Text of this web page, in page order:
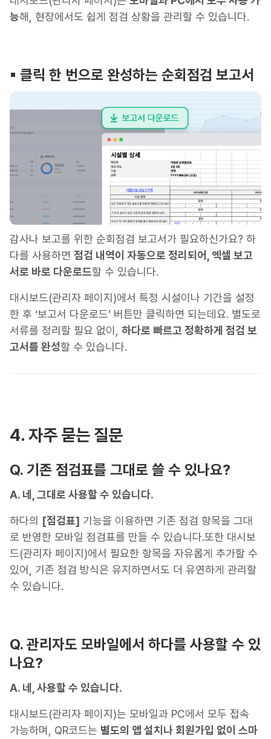
능해, 현장에서도 쉽게 점검 상황을 관리할 수 있습니다.
▪︎ 클릭 한 번으로 완성하는 순회점검 보고서
감사나 보고를 위한 순회점검 보고서가 필요하신가요? 하
다를 사용하면 점검 내역이 자동으로 정리되어, 엑셀 보고
서로 바로 다운로드할 수 있습니다.
대시보드(관리자 페이지)에서 특정 시설이나 기간을 설정
한 후 ‘보고서 다운로드’ 버튼만 클릭하면 되는데요. 별도로
서류를 정리할 필요 없이, 하다로 빠르고 정확하게 점검 보
고서를 완성할 수 있습니다.
4. 자주 묻는 질문
Q. 기존 점검표를 그대로 쓸 수 있나요?
A. 네, 그대로 사용할 수 있습니다.
하다의 [점검표] 기능을 이용하면 기존 점검 항목을 그대
로 반영한 모바일 점검표를 만들 수 있습니다.또한 대시보
드(관리자 페이지)에서 필요한 항목을 자유롭게 추가할 수
있어, 기존 점검 방식은 유지하면서도 더 유연하게 관리할
수 있습니다.
Q. 관리자도 모바일에서 하다를 사용할 수 있
나요?
A. 네, 사용할 수 있습니다.
대시보드(관리자 페이지)는 모바일과 PC에서 모두 접속
가능하며, QR코드는 별도의 앱 설치나 회원가입 없이 스마